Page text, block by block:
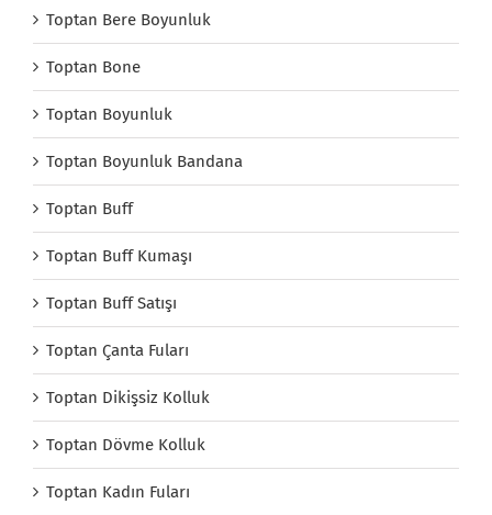
Toptan Bere Boyunluk
Toptan Bone
Toptan Boyunluk
Toptan Boyunluk Bandana
Toptan Buff
Toptan Buff Kumaşı
Toptan Buff Satışı
Toptan Çanta Fuları
Toptan Dikişsiz Kolluk
Toptan Dövme Kolluk
Toptan Kadın Fuları